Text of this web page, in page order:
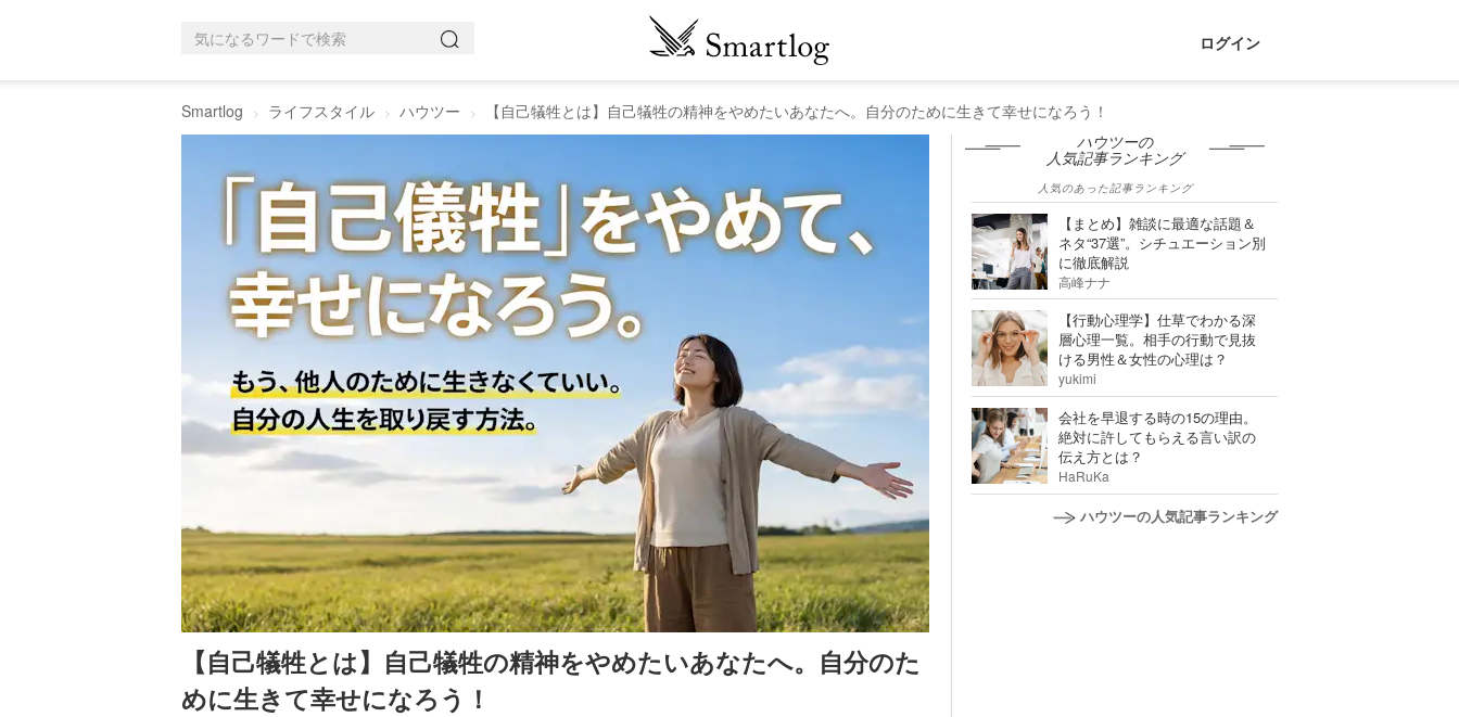
ログイン
Smartlog ライフスタイル ハウツー 【自己犠牲とは】自己犠牲の精神をやめたいあなたへ。自分のために生きて幸せになろう！
【自己犠牲とは】自己犠牲の精神をやめたいあなたへ。自分のた
めに生きて幸せになろう！
ハウツーの
人気記事ランキング
人気のあった記事ランキング
【まとめ】雑談に最適な話題＆
ネタ“37選”。シチュエーション別
に徹底解説
高峰ナナ
【行動心理学】仕草でわかる深
層心理一覧。相手の行動で見抜
ける男性＆女性の心理は？
yukimi
会社を早退する時の15の理由。
絶対に許してもらえる言い訳の
伝え方とは？
HaRuKa
ハウツーの人気記事ランキング